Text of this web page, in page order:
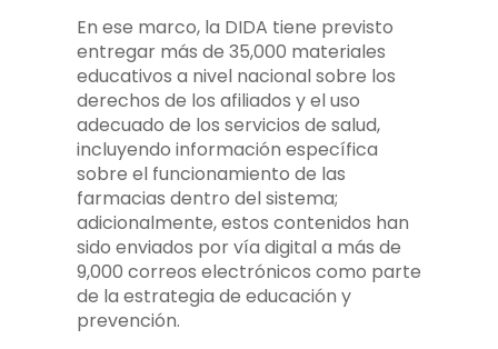
En ese marco, la DIDA tiene previsto
entregar más de 35,000 materiales
educativos a nivel nacional sobre los
derechos de los afiliados y el uso
adecuado de los servicios de salud,
incluyendo información específica
sobre el funcionamiento de las
farmacias dentro del sistema;
adicionalmente, estos contenidos han
sido enviados por vía digital a más de
9,000 correos electrónicos como parte
de la estrategia de educación y
prevención.